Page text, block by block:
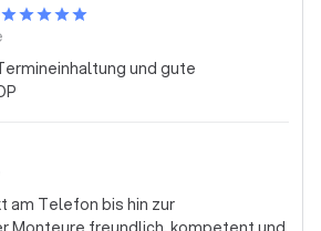
und gute
am Telefon bis hin zur